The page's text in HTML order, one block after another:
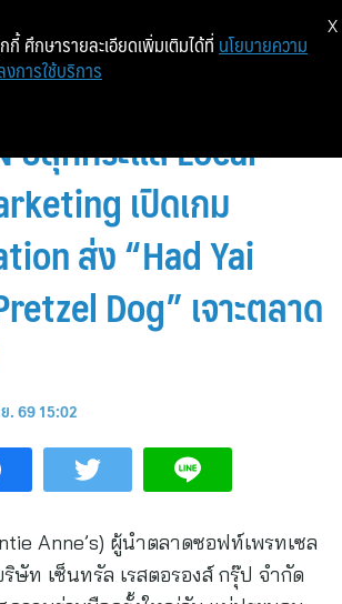
จับมือแม่ประนอม และ
ปลุกกระแส Local
เปิดเกม
ส่ง “Had Yai
Dog” เจาะตลาด
. 69 15:02
Anne’s) ผู้นำตลาดซอฟท์เพรทเซล
ษัท เซ็นทรัล เรสตอรองส์ กรุ๊ป จำกัด
กี้ ศึกษารายละเอียดเพิ่มเติมได้ที่ นโยบายความ
การใช้บริการ
X